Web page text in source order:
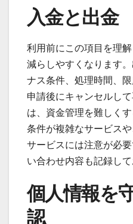
入金と出金
利用前にこの項目を理
減らしやすくなります
ナス条件、処理時間、
申請後にキャンセルし
は、資金管理を難しく
条件が複雑なサービス
サービスには注意が必
い合わせ内容も記録して
個人情報を
認